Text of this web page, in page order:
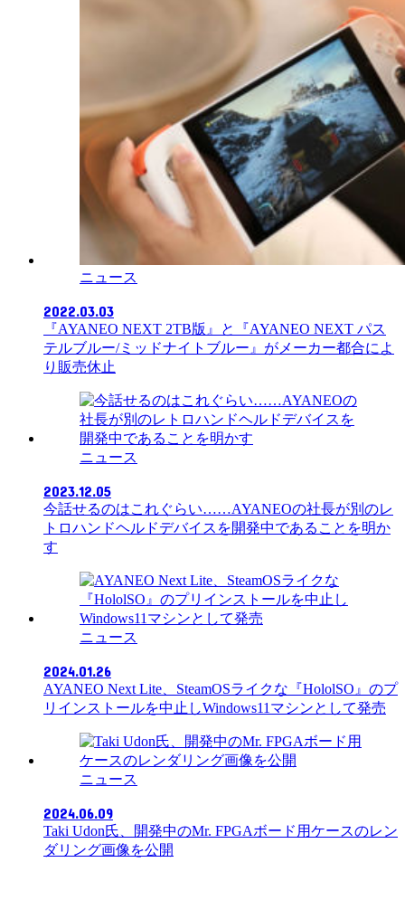
ニュース
2022.03.03
『AYANEO NEXT 2TB版』と『AYANEO NEXT パス
テルブルー/ミッドナイトブルー』がメーカー都合によ
り販売休止
ニュース
2023.12.05
今話せるのはこれぐらい……AYANEOの社長が別のレ
トロハンドヘルドデバイスを開発中であることを明か
す
ニュース
2024.01.26
AYANEO Next Lite、SteamOSライクな『HololSO』のプ
リインストールを中止しWindows11マシンとして発売
ニュース
2024.06.09
Taki Udon氏、開発中のMr. FPGAボード用ケースのレン
ダリング画像を公開